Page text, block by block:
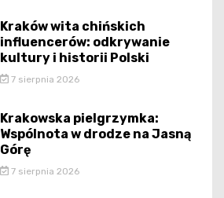
Kraków wita chińskich
influencerów: odkrywanie
kultury i historii Polski
7 sierpnia 2026
Krakowska pielgrzymka:
Wspólnota w drodze na Jasną
Górę
7 sierpnia 2026